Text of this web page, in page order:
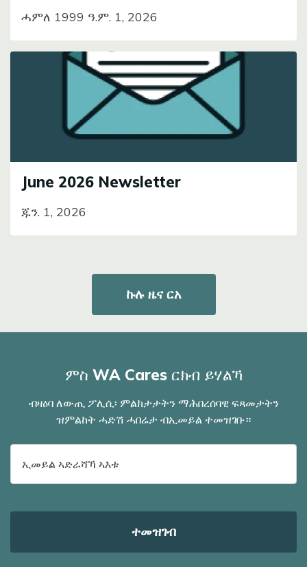
ሓምለ 1999 ዓ.ም. 1, 2026
June 2026 Newsletter
ጁን. 1, 2026
ኩሉ ዜና ርአ
ምስ WA Cares ርክብ ይሃልኻ
ብዛዕባ ለውጢ ፖሊሲ፡ ምልክታታትን ማሕበረሰባዊ ፍጻመታትን
ዝምልከት ሓድሽ ሓበሬታ ብኢመይል ተመዝገቡ።
ኢ-
መይል